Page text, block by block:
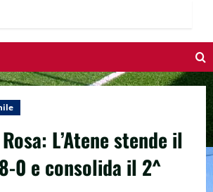
L’Atene stende il
0 e consolida il 2^